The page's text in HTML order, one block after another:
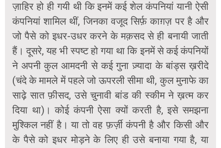
ज़ाहिर हो ही गयी थी कि इनमें कई शेल कंपनियां यानी ऐसी
कंपनियां शामिल थीं, जिनका वजूद सिर्फ़ काग़ज़ पर है और
जो पैसे को इधर-उधर करने के मक़सद से ही बनायी जाती
हैं। दूसरे, यह भी स्पष्ट हो गया था कि इनमें से कई कंपनियों
ने अपनी कुल आमदनी से कई गुना ज़्यादा के बांड्स ख़रीदे
(चंदे के मामले में पहले जो ऊपरली सीमा थी, कुल मुनाफे का
साढ़े सात फ़ीसद, उसे चुनावी बांड की स्कीम ने ख़त्म कर
दिया था)। कोई कंपनी ऐसा क्यों करती है, इसे समझना
मुश्किल नहीं है। या तो वह फ़र्ज़ी कंपनी है और किसी और
के पैसे को इधर मोड़ने के लिए ही उसे बनाया गया है, या